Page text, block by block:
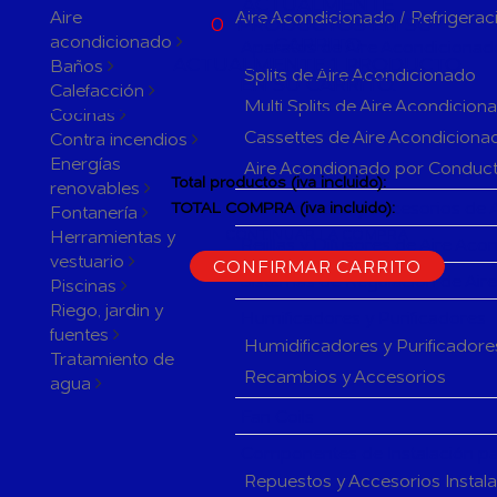
Aire
acondicionado
Baños
Calefacción
Cocinas
Contra incendios
Energías
renovables
Fontanería
Herramientas y
vestuario
Piscinas
Riego, jardin y
fuentes
Tratamiento de
agua
Aire Acondicionado /
Splits de Aire Acondicionado
Multi Splits de Aire
Cassettes de Aire
Aire Acondionado por
Herramientas y accesorios de
Sistemas de Regulación de
Humidificadores y
Recambios y Accesorios
Repuestos y Accesorios
0 PRODUCTOS EN SU
ACTUALMENTE 1 PRODUCTO
EN SU CARRITO.
Total productos (iva incluido):
TOTAL COMPRA (iva incluido):
CONFIRMAR CARRITO